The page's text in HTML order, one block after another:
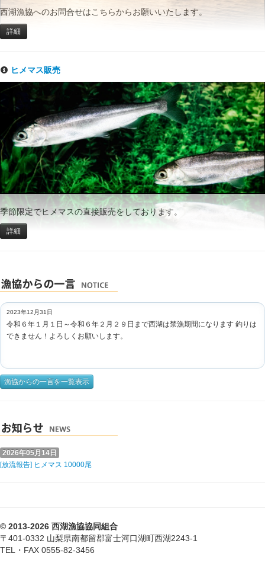
西湖漁協へのお問合せはこちらからお願いいたします。
詳細
ヒメマス販売
季節限定でヒメマスの直接販売をしております。
詳細
2023年12月31日
令和６年１月１日～令和６年２月２９日まで西湖は禁漁期間になります 釣りは
できません！よろしくお願いします。
漁協からの一言を一覧表示
2026年05月14日
[放流報告] ヒメマス 10000尾
© 2013-2026 西湖漁協協同組合
〒401-0332 山梨県南都留郡富士河口湖町西湖2243-1
TEL・FAX 0555-82-3456